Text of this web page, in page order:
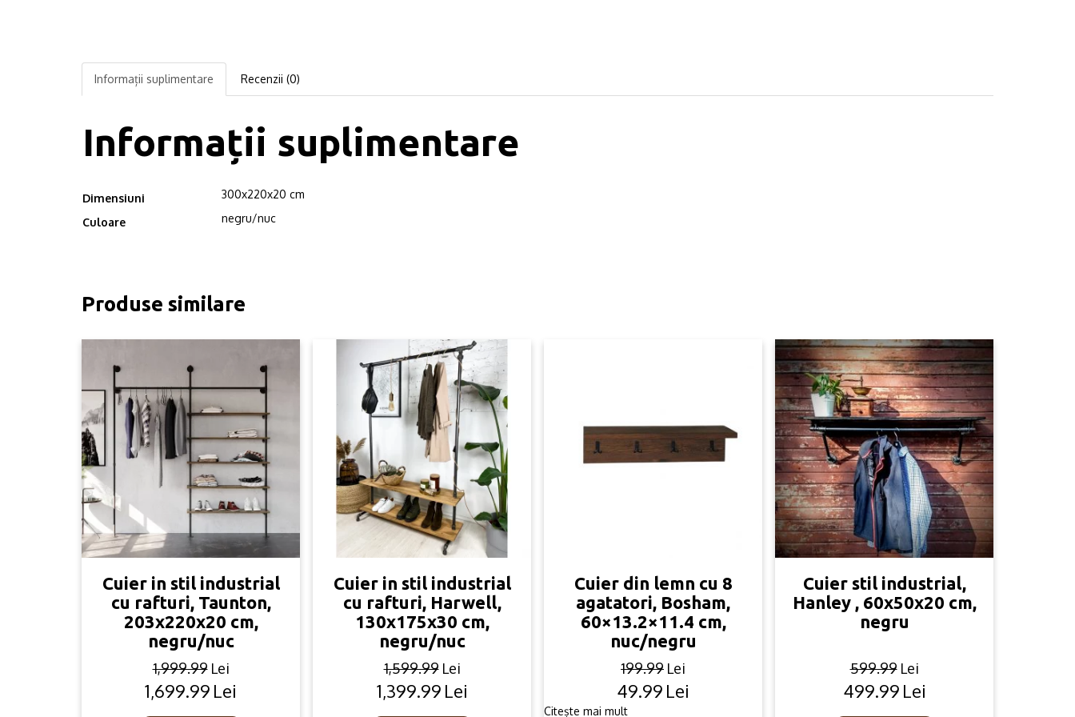
Informații suplimentare Recenzii (0)
Informații suplimentare
Dimensiuni 300x220x20 cm
Culoare negru/nuc
Produse similare
Cuier in stil industrial
cu rafturi, Taunton,
203x220x20 cm,
negru/nuc
1,999.99 Lei
Original
1,699.99 Lei
Current
Cuier in stil industrial
cu rafturi, Harwell,
130x175x30 cm,
negru/nuc
1,599.99 Lei
Original
1,399.99 Lei
Current
Cuier din lemn cu 8
agatatori, Bosham,
60×13.2×11.4 cm,
nuc/negru
199.99 Lei
Original
49.99 Lei
Current
Citește mai mult
Cuier stil industrial,
Hanley , 60x50x20 cm,
negru
599.99 Lei
Original
499.99 Lei
Current